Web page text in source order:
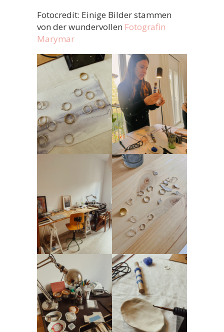
Fotocredit: Einige Bilder stammen
von der wundervollen Fotografin
Marymar